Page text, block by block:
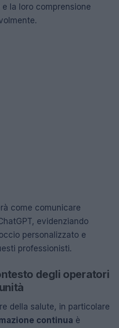
la loro comprensione
come comunicare
evidenziando
personalizzato e
professionisti.
degli operatori
della salute, in particolare
continua è